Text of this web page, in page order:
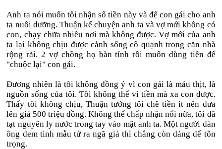
Anh ta nói muốn tôi nhận số tiền này và để con gái cho anh
ta nuôi dưỡng. Thuận kể chuyện anh ta và vợ mới không có
con, chạy chữa nhiều nơi mà không được. Vợ mới của anh
ta lại không chịu được cảnh sống cô quạnh trong căn nhà
rộng rãi. 2 vợ chồng họ bàn tính rồi muốn dùng tiền để
"chuộc lại" con gái.
Đương nhiên là tôi không đồng ý vì con gái là máu thịt, là
nguồn sống của tôi. Tôi không thể vì tiền mà xa con được.
Thấy tôi không chịu, Thuận tưởng tôi chê tiền ít nên đưa
lên giá 500 triệu đồng. Không thể chấp nhận nổi nữa, tôi đã
tạt nguyên ly nước trong tay vào mặt anh ta. Một người đàn
ông đem tình mẫu tử ra ngã giá thì chẳng còn đáng để tôn
trọng.